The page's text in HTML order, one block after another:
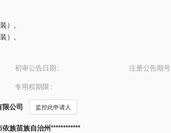
） ,
） ,
初审公告日期
注册公告期号
专用权期限
限公司 监控此申请人
族苗族自治州************